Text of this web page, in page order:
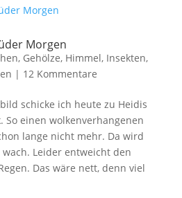
Morgen
, Gehölze, Himmel, Insekten,
| 12 Kommentare
schicke ich heute zu Heidis
So einen wolkenverhangenen
lange nicht mehr. Da wird
Leider entweicht den
Das wäre nett, denn viel